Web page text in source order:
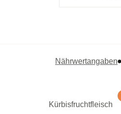
Nährwertangaben
Kürbisfruchtfleisch